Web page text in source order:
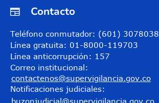
Contacto
Teléfono conmutador: (601) 3078038
Línea gratuita: 01-8000-119703
Línea anticorrupción: 157
Correo institucional:
contactenos@supervigilancia.gov.co
Notificaciones judiciales:
buzonjudicial@supervigilancia.gov.co